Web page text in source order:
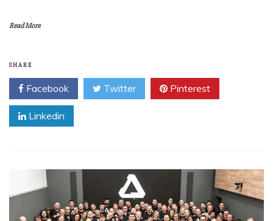
Read More
SHARE
Facebook Twitter Pinterest
Linkedin